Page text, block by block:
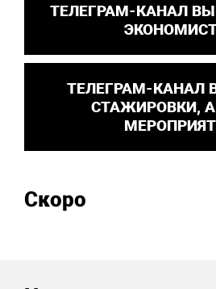
ТЕЛЕГРАМ-КАНАЛ
ТЕЛЕГРАМ-КАНАЛ
СТАЖИРОВКИ,
Скоро